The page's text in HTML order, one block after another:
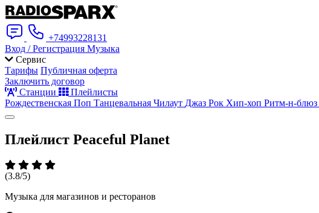
+74993228131
Вход / Регистрация Музыка
Сервис
Тарифы Публичная оферта
Заключить договор
Станции
Плейлисты
Рождественская Поп Танцевальная Чилаут Джаз Рок Хип-хоп Ритм-н-блюз
Плейлист Peaceful Planet
(3.8/5)
Музыка для магазинов и ресторанов